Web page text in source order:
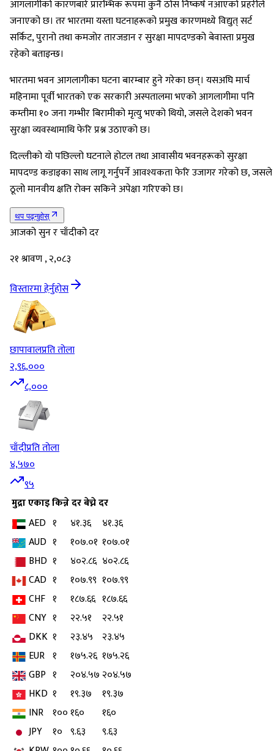
आगलागीको कारणबारे प्रारम्भिक रूपमा कुनै ठोस निष्कर्ष नआएको प्रहरीले
जनाएको छ। तर भारतमा यस्ता घटनाहरूको प्रमुख कारणमध्ये विद्युत् सर्ट
सर्किट, पुरानो तथा कमजोर तारजडान र सुरक्षा मापदण्डको बेवास्ता प्रमुख
रहेको बताइन्छ।
भारतमा भवन आगलागीका घटना बारम्बार हुने गरेका छन्। यसअघि मार्च
महिनामा पूर्वी भारतको एक सरकारी अस्पतालमा भएको आगलागीमा पनि
कम्तीमा १० जना गम्भीर बिरामीको मृत्यु भएको थियो, जसले देशको भवन
सुरक्षा व्यवस्थामाथि फेरि प्रश्न उठाएको छ।
दिल्लीको यो पछिल्लो घटनाले होटल तथा आवासीय भवनहरूको सुरक्षा
मापदण्ड कडाइका साथ लागू गर्नुपर्ने आवश्यकता फेरि उजागर गरेको छ, जसले
ठूलो मानवीय क्षति रोक्न सकिने अपेक्षा गरिएको छ।
थप पढ्नुहोस्
आजको सुन र चाँदीको दर
२१ श्रावण , २,०८३
विस्तारमा हेर्नुहोस
छापावालप्रति तोला
२,९६,०००
८,०००
चाँदीप्रति तोला
४,५७०
९५
मुद्राएकाइकिन्ने दरबेच्ने दर
AED १ ४१.३६
४१.३६
AUD १ १०७.०१ १०७.०१
BHD १ ४०२.८६ ४०२.८६
CAD १ १०७.९९ १०७.९९
CHF १ १८७.६६ १८७.६६
CNY १ २२.५१
२२.५१
DKK १ २३.४५
२३.४५
EUR १ १७५.२६ १७५.२६
GBP १ २०४.५७ २०४.५७
HKD १ १९.३७
१९.३७
INR १००१६०
१६०
JPY
१० ९.६३
९.६३